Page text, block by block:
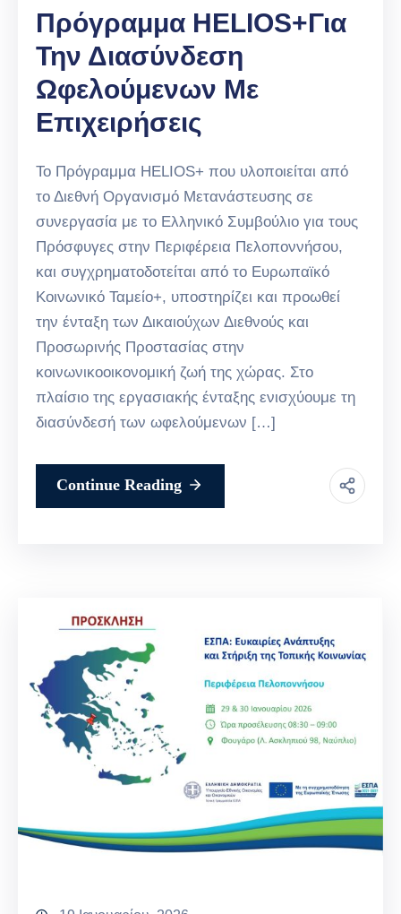
Πρόγραμμα HELIOS+για
Την Διασύνδεση
Ωφελούμενων Με
Επιχειρήσεις
Το Πρόγραμμα HELIOS+ που υλοποιείται από
το Διεθνή Οργανισμό Μετανάστευσης σε
συνεργασία με το Ελληνικό Συμβούλιο για τους
Πρόσφυγες στην Περιφέρεια Πελοποννήσου,
και συγχρηματοδοτείται από το Ευρωπαϊκό
Κοινωνικό Ταμείο+, υποστηρίζει και προωθεί
την ένταξη των Δικαιούχων Διεθνούς και
Προσωρινής Προστασίας στην
κοινωνικοοικονομική ζωή της χώρας. Στο
πλαίσιο της εργασιακής ένταξης ενισχύουμε τη
διασύνδεσή των ωφελούμενων […]
Continue Reading